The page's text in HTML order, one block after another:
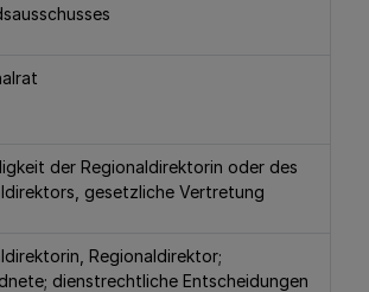
der Regionaldirektorin oder des
gesetzliche Vertretung
Regionaldirektor;
dienstrechtliche Entscheidungen